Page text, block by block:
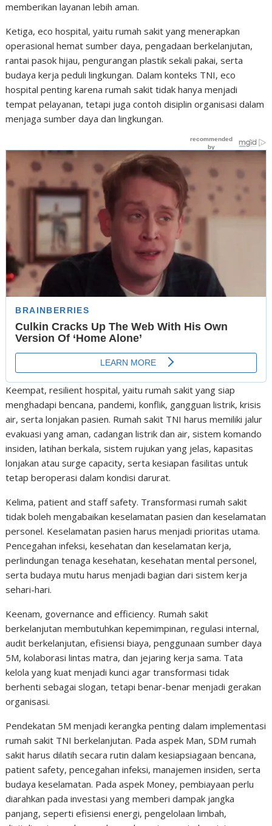
memberikan layanan lebih aman.
Ketiga, eco hospital, yaitu rumah sakit yang menerapkan
operasional hemat sumber daya, pengadaan berkelanjutan,
rantai pasok hijau, pengurangan plastik sekali pakai, serta
budaya kerja peduli lingkungan. Dalam konteks TNI, eco
hospital penting karena rumah sakit tidak hanya menjadi
tempat pelayanan, tetapi juga contoh disiplin organisasi dalam
menjaga sumber daya dan lingkungan.
Keempat, resilient hospital, yaitu rumah sakit yang siap
menghadapi bencana, pandemi, konflik, gangguan listrik, krisis
air, serta lonjakan pasien. Rumah sakit TNI harus memiliki jalur
evakuasi yang aman, cadangan listrik dan air, sistem komando
insiden, latihan berkala, sistem rujukan yang jelas, kapasitas
lonjakan atau surge capacity, serta kesiapan fasilitas untuk
tetap beroperasi dalam kondisi darurat.
Kelima, patient and staff safety. Transformasi rumah sakit
tidak boleh mengabaikan keselamatan pasien dan keselamatan
personel. Keselamatan pasien harus menjadi prioritas utama.
Pencegahan infeksi, kesehatan dan keselamatan kerja,
perlindungan tenaga kesehatan, kesehatan mental personel,
serta budaya mutu harus menjadi bagian dari sistem kerja
sehari-hari.
Keenam, governance and efficiency. Rumah sakit
berkelanjutan membutuhkan kepemimpinan, regulasi internal,
audit berkelanjutan, efisiensi biaya, penggunaan sumber daya
5M, kolaborasi lintas matra, dan jejaring kerja sama. Tata
kelola yang kuat menjadi kunci agar transformasi tidak
berhenti sebagai slogan, tetapi benar-benar menjadi gerakan
organisasi.
Pendekatan 5M menjadi kerangka penting dalam implementasi
rumah sakit TNI berkelanjutan. Pada aspek Man, SDM rumah
sakit harus dilatih secara rutin dalam kesiapsiagaan bencana,
patient safety, pencegahan infeksi, manajemen insiden, serta
budaya keselamatan. Pada aspek Money, pembiayaan perlu
diarahkan pada investasi yang memberi dampak jangka
panjang, seperti efisiensi energi, pengelolaan limbah,